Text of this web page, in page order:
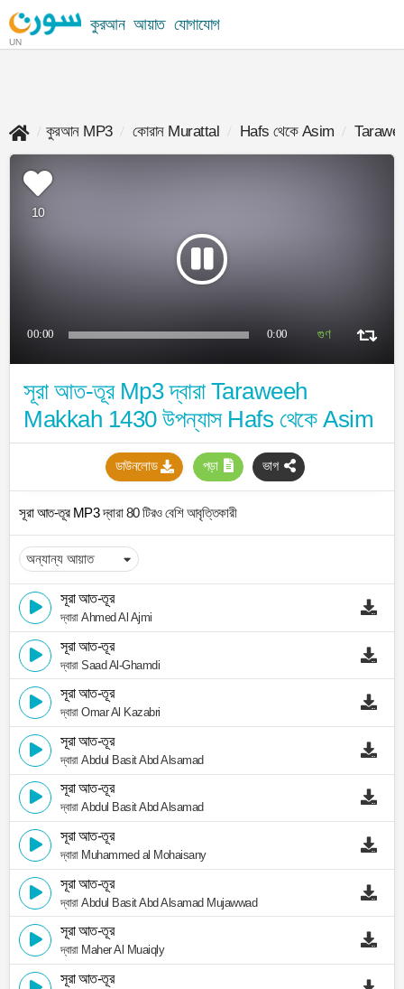
UN
কুরআন আয়াত যোগাযোগ
কুরআন MP3 কোরান Murattal Hafs থেকে Asim
10
00:00 0:00
সূরা আত-তূর Mp3 দ্বারা Taraweeh
Makkah 1430 উপন্যাস Hafs থেকে Asim
ডাউনলোড পড়া ভাগ
সূরা আত-তূর MP3দ্বারা 80 টিরও বেশি আবৃত্তিকারী
সূরা আত-তূর
দ্বারা Ahmed Al Ajmi
সূরা আত-তূর
দ্বারা Saad Al-Ghamdi
সূরা আত-তূর
দ্বারা Omar Al Kazabri
সূরা আত-তূর
দ্বারা Abdul Basit Abd Alsamad
সূরা আত-তূর
দ্বারা Abdul Basit Abd Alsamad
সূরা আত-তূর
দ্বারা Muhammed al Mohaisany
সূরা আত-তূর
দ্বারা Abdul Basit Abd Alsamad Mujawwad
সূরা আত-তূর
দ্বারা Maher Al Muaiqly
সূরা আত-তূর